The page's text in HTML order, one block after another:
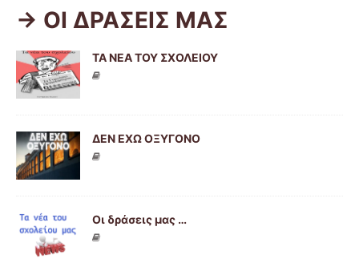
-> ΟΙ ΔΡΑΣΕΙΣ ΜΑΣ
ΤΑ ΝΕΑ ΤΟΥ ΣΧΟΛΕΙΟΥ
ΔΕΝ ΕΧΩ ΟΞΥΓΟΝΟ
Οι δράσεις μας …